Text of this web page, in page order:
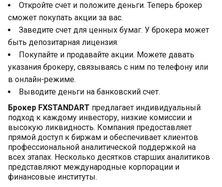
Откройте счет и положите деньги. Теперь брокер
сможет покупать акции за вас.
Заведите счет для ценных бумаг. У брокера может
быть депозитарная лицензия.
Покупайте и продавайте акции. Можете давать
указания брокеру, связываясь с ним по телефону или
в онлайн-режиме.
Выводите деньги на банковский счет.
Брокер FXSTANDART предлагает индивидуальный
подход к каждому инвестору, низкие комиссии и
высокую ликвидность. Компания предоставляет
прямой доступ к биржам и обеспечивает клиентов
профессиональной аналитической поддержкой на
всех этапах. Несколько десятков старших аналитиков
представляют международные корпорации и
финансовые институты.